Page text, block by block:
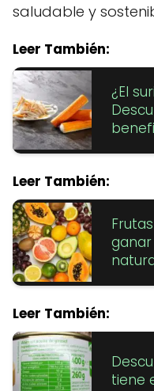
saludable y
Leer También:
¿El
Leer También:
Leer También:
tiene